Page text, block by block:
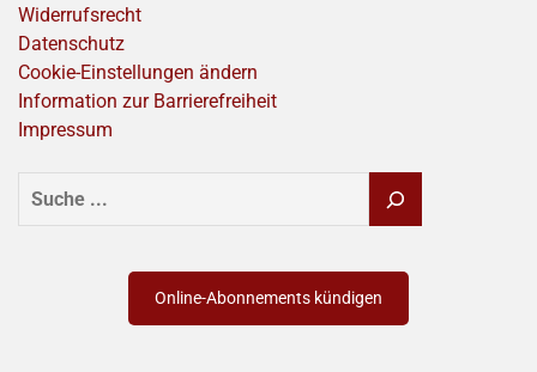
Widerrufsrecht
Datenschutz
Cookie-Einstellungen ändern
Information zur Barrierefreiheit
Impressum
SUCHEN
Online-Abonnements kündigen